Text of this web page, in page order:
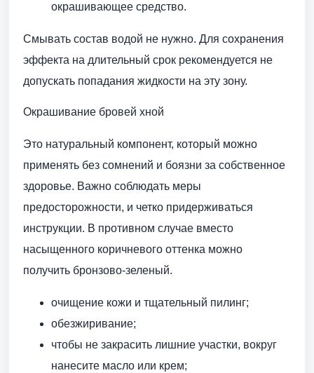
окрашивающее средство.
Смывать состав водой не нужно. Для сохранения
эффекта на длительный срок рекомендуется не
допускать попадания жидкости на эту зону.
Окрашивание бровей хной
Это натуральный компонент, который можно
применять без сомнений и боязни за собственное
здоровье. Важно соблюдать меры
предосторожности, и четко придерживаться
инструкции. В противном случае вместо
насыщенного коричневого оттенка можно
получить бронзово-зеленый.
очищение кожи и тщательный пилинг;
обезжиривание;
чтобы не закрасить лишние участки, вокруг
нанесите масло или крем;